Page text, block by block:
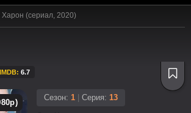
Харон (сериал, 2020)
IMDB: 6.7
Сезон: 1 Серия: 13